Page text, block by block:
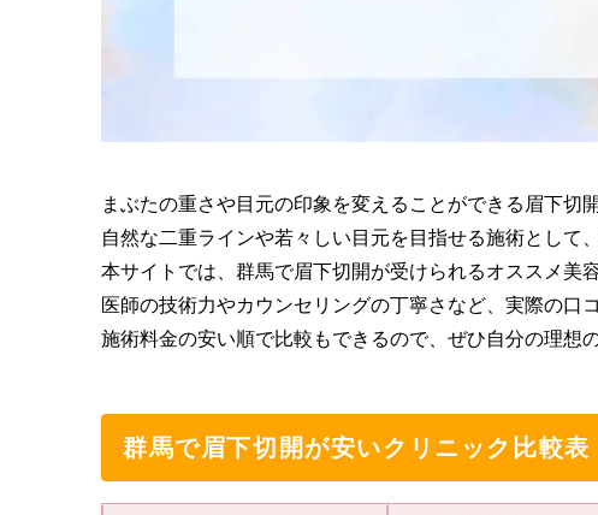
まぶたの重さや目元の印象を変えることができる眉下切開
自然な二重ラインや若々しい目元を目指せる施術として
本サイトでは、群馬で眉下切開が受けられるオススメ美
医師の技術力やカウンセリングの丁寧さなど、実際の口
施術料金の安い順で比較もできるので、ぜひ自分の理想
群馬で眉下切開が安いクリニック比較表